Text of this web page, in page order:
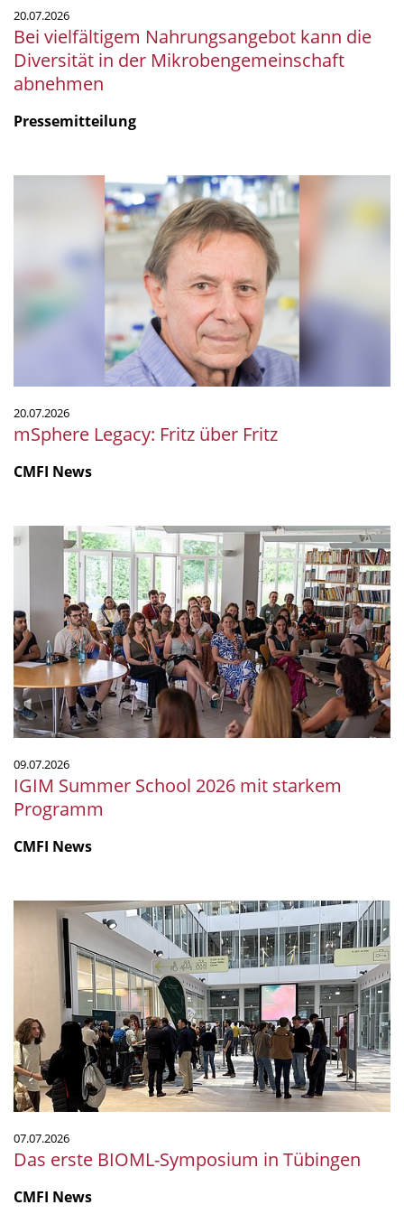
20.07.2026
Bei vielfältigem Nahrungsangebot kann die
Diversität in der Mikrobengemeinschaft
abnehmen
Pressemitteilung
Fritz
20.07.2026
mSphere Legacy: Fritz über Fritz
CMFI News
IGIM
Summer
mit
starkem
Programm
09.07.2026
IGIM Summer School 2026 mit starkem
Programm
CMFI News
Das
BIOML-
Symposium
Tübingen
07.07.2026
Das erste BIOML-Symposium in Tübingen
CMFI News